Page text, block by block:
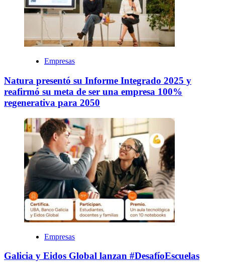
Empresas
Natura presentó su Informe Integrado 2025 y
reafirmó su meta de ser una empresa 100%
regenerativa para 2050
Empresas
Galicia y Eidos Global lanzan #DesafíoEscuelas